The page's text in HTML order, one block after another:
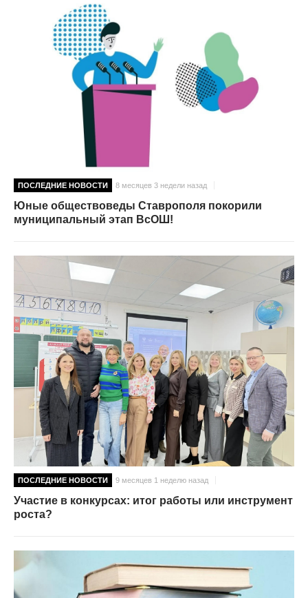
ПОСЛЕДНИЕ НОВОСТИ 8 месяцев 3 недели назад
Юные обществоведы Ставрополя покорили
муниципальный этап ВсОШ!
ПОСЛЕДНИЕ НОВОСТИ 9 месяцев 1 неделю назад
Участие в конкурсах: итог работы или инструмент
роста?